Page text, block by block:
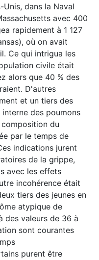
dans la Naval
avec 400
rapidement à 1 127
où on avait
Ce qui intrigua les
civile était
alors que 40 % des
D'autres
et un tiers des
des poumons
du
par le temps de
indications jurent
de la grippe,
avec les effets
incohérence était
tiers des jeunes en
atypique de
des valeurs de 36 à
sont courantes
purent être